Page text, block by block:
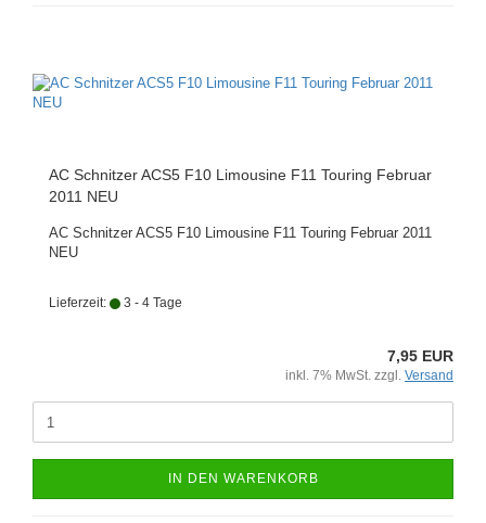
AC Schnitzer ACS5 F10 Limousine F11 Touring Februar
2011 NEU
AC Schnitzer ACS5 F10 Limousine F11 Touring Februar 2011
NEU
Lieferzeit: 3 - 4 Tage
7,95 EUR
inkl. 7% MwSt. zzgl. Versand
IN DEN WARENKORB